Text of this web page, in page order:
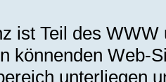
ist Teil des
könnenden Web-
unterliegen